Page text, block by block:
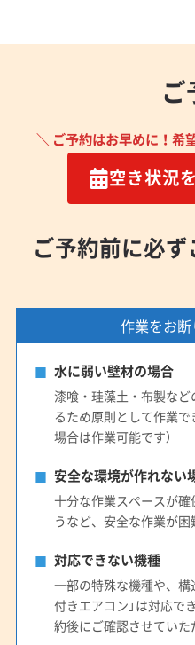
(岡山県) 都
(岡山
(岡山県) 和気郡和気町
(島
(島根県) 隠岐郡隠岐の島町
(島根県) 隠岐郡西ノ島町
(
(島根県) 雲南市
(島根県) 益
(島根県) 出雲市
(島根県) 松
(島根県) 邑智郡川本町
(島
(島根県) 邑智郡邑南町
(広
(広島県) 安芸郡府中町
(広
(広島県) 広島市安芸区
(広
(広島県) 広島市安佐北区
(広島県) 広島市東区
(広島県
(広島県) 江田島市
(広島県)
(広島県) 山県郡安芸太田町
(広島県) 庄原市
(広島県) 神
(広島県) 世羅郡世羅町
(広
(広島県) 東広島市
(広島県)
(広島県) 府中市
(広島県) 福
ご
＼ ご予約はお早めに！希
空き状況
ご予約前に必ず
作業をお
水に弱い壁材の場合
漆喰・珪藻土・布製な
るため原則として作業
場合は作業可能です）
安全な環境が作れない
十分な作業スペースが
うなど、安全な作業が困
対応できない機種
一部の特殊な機種や、構
付きエアコン」は対応で
約後にご確認させていた